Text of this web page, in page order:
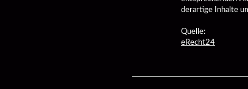
derartige Inhalte
Quelle:
eRecht24